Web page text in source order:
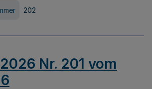
202
Nr. 201 vom